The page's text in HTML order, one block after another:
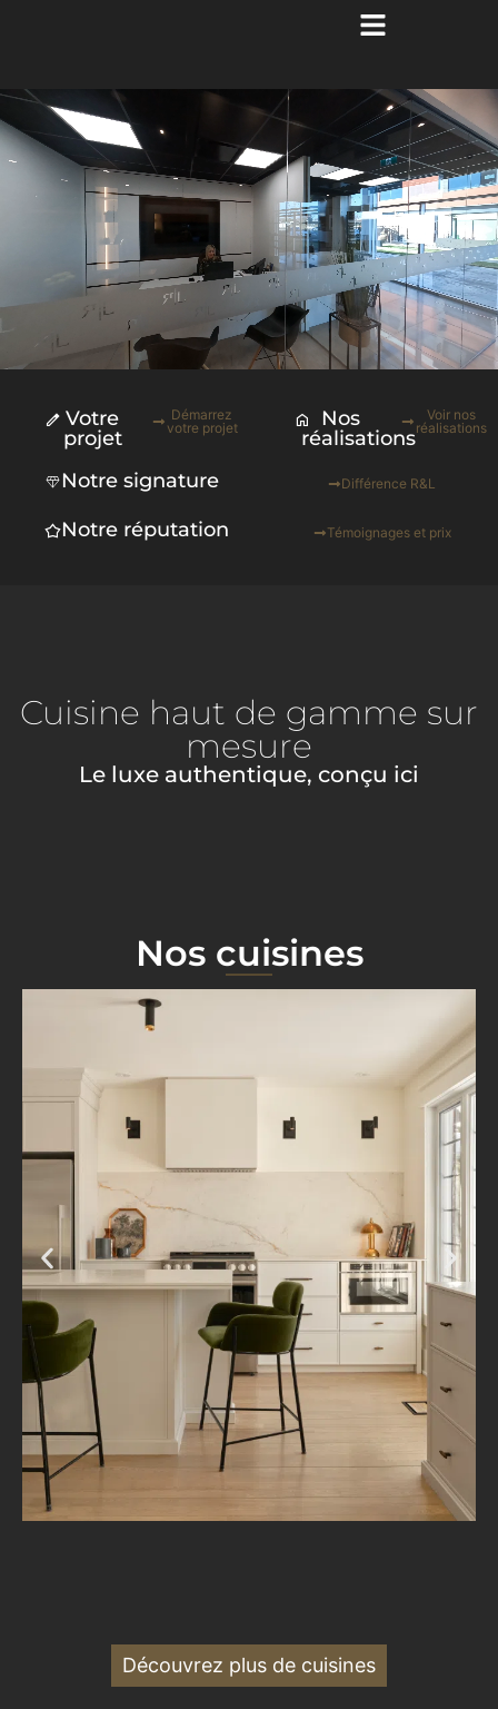
Votre
projet
Démarrez
votre projet
Nos
réalisations
Voir nos
réalisations
Notre signature Différence R&L
Notre réputation Témoignages et prix
Cuisine haut de gamme sur
mesure
Le luxe authentique, conçu ici
Nos cuisines
Découvrez plus de cuisines